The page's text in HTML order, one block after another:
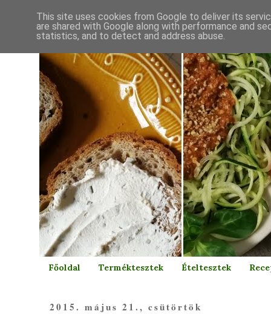
Főoldal Terméktesztek Ételtesztek
2015. május 21., csütörtök
This site uses cookies from Google to deliver its
are shared with Google along with performance and
statistics, and to detect and address abuse.